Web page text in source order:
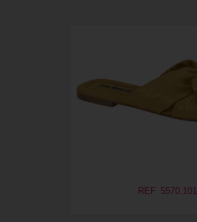
REF. 5570.101